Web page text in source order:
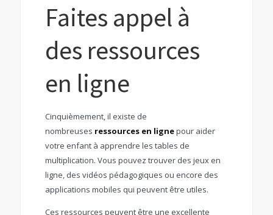
Faites appel à
des ressources
en ligne
Cinquièmement, il existe de
nombreuses ressources en lignepour aider
votre enfant à apprendre les tables de
multiplication. Vous pouvez trouver des jeux en
ligne, des vidéos pédagogiques ou encore des
applications mobiles qui peuvent être utiles.
Ces ressources peuvent être une excellente